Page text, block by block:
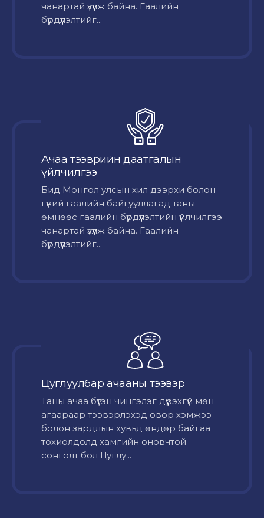
чанартай үзүүлж байна. Гаалийн
бүрдүүлэлтийг...
Ачаа тээврийн даатгалын
үйлчилгээ
Бид Монгол улсын хил дээрхи болон
гүний гаалийн байгууллагад таны
өмнөөс гаалийн бүрдүүлэлтийн үйлчилгээ
чанартай үзүүлж байна. Гаалийн
бүрдүүлэлтийг...
Цуглуулбар ачааны тээвэр
Таны ачаа бүтэн чингэлэг дүүрэхгүй мөн
агаараар тээвэрлэхэд овор хэмжээ
болон зардлын хувьд өндөр байгаа
тохиолдолд хамгийн оновчтой
сонголт бол Цуглу...